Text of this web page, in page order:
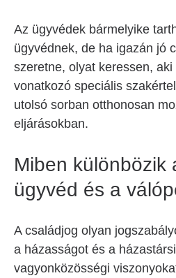
Az ügyvédek bármelyike
ügyvédnek, de ha igazán jó
szeretne, olyat keressen,
vonatkozó speciális
utolsó sorban otthonosan
eljárásokban.
Miben különbözik
ügyvéd és a
A családjog olyan
a házasságot és a
vagyonközösségi